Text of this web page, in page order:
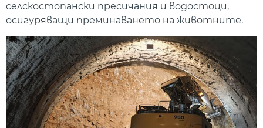
селскостопански пресичания и водостоци,
осигуряващи преминаването на животните.